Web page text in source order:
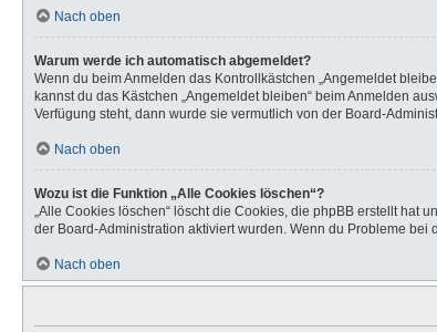
Nach oben
Warum werde ich automatisch abgemeldet?
Wenn du beim Anmelden das Kontrollkästchen „Angemeldet
kannst du das Kästchen „Angemeldet bleiben“ beim Anmelden
Verfügung steht, dann wurde sie vermutlich von der Board-
Nach oben
Wozu ist die Funktion „Alle Cookies löschen“?
„Alle Cookies löschen“ löscht die Cookies, die phpBB erstellt hat
der Board-Administration aktiviert wurden. Wenn du Probleme
Nach oben